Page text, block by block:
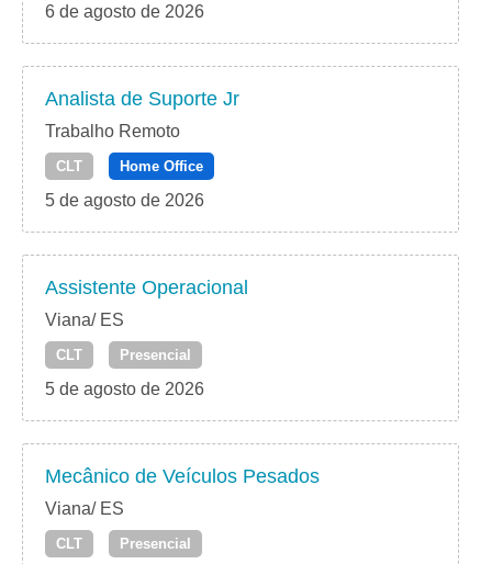
6 de agosto de 2026
Analista de Suporte Jr
Trabalho Remoto
CLT Home Office
5 de agosto de 2026
Assistente Operacional
Viana/ ES
CLT Presencial
5 de agosto de 2026
Mecânico de Veículos Pesados
Viana/ ES
CLT Presencial